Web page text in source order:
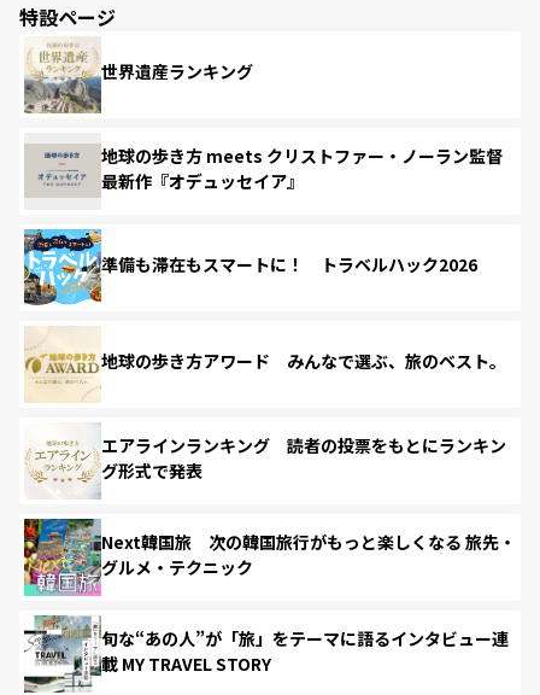
特設ページ
世界遺産ランキング
地球の歩き方 meets クリストファー・ノーラン監督
最新作『オデュッセイア』
準備も滞在もスマートに！ トラベルハック2026
地球の歩き方アワード みんなで選ぶ、旅のベスト。
エアラインランキング 読者の投票をもとにランキン
グ形式で発表
Next韓国旅 次の韓国旅行がもっと楽しくなる 旅先・
グルメ・テクニック
旬な“あの人”が「旅」をテーマに語るインタビュー連
載 MY TRAVEL STORY